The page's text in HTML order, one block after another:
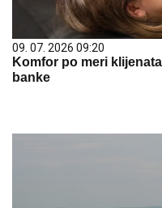
09. 07. 2026 09:20
Komfor po meri
banke